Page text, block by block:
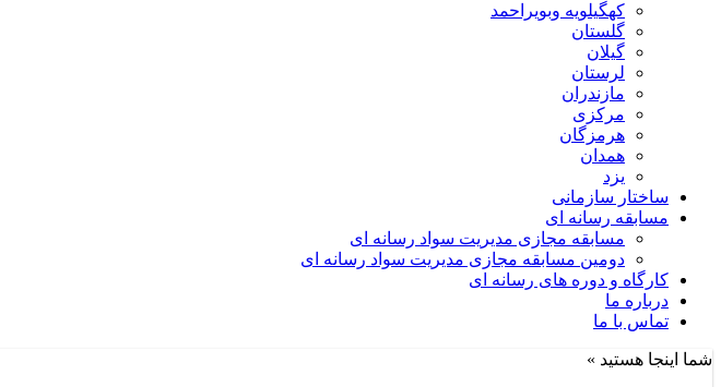
کهگیلویه وبویراحمد
گلستان
گیلان
لرستان
مازندران
مرکزی
هرمزگان
همدان
یزد
ساختار سازمانی
مسابقه رسانه ای
مسابقه مجازی مدیریت سواد رسانه ای
دومین مسابقه مجازی مدیریت سواد رسانه ای
کارگاه و دوره های رسانه ای
درباره ما
تماس با ما
شما اینجا هستید »